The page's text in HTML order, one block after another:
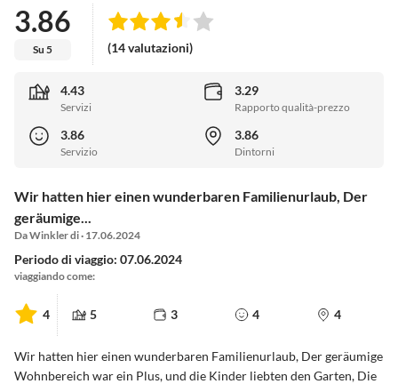
3.86
Su 5 (14 valutazioni)
4.43
Servizi
3.29
Rapporto qualità-prezzo
3.86
Servizio
3.86
Dintorni
Wir hatten hier einen wunderbaren Familienurlaub, Der
geräumige...
Da Winkler di · 17.06.2024
Periodo di viaggio: 07.06.2024
viaggiando come:
4 5 3 4 4
Wir hatten hier einen wunderbaren Familienurlaub, Der geräumige
Wohnbereich war ein Plus, und die Kinder liebten den Garten, Die